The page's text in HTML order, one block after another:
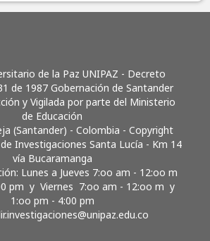
de la Paz UNIPAZ - Decreto
de 1987 Gobernación de Santander
y Vigilada por parte del Ministerio
de Educación
(Santander) - Colombia - Copyright
Investigaciones Santa Lucía - Km 14
vía Bucaramanga
Lunes a Jueves 7:oo am - 12:oo m
pm y Viernes 7:oo am - 12:oo m y
1:oo pm - 4:00 pm